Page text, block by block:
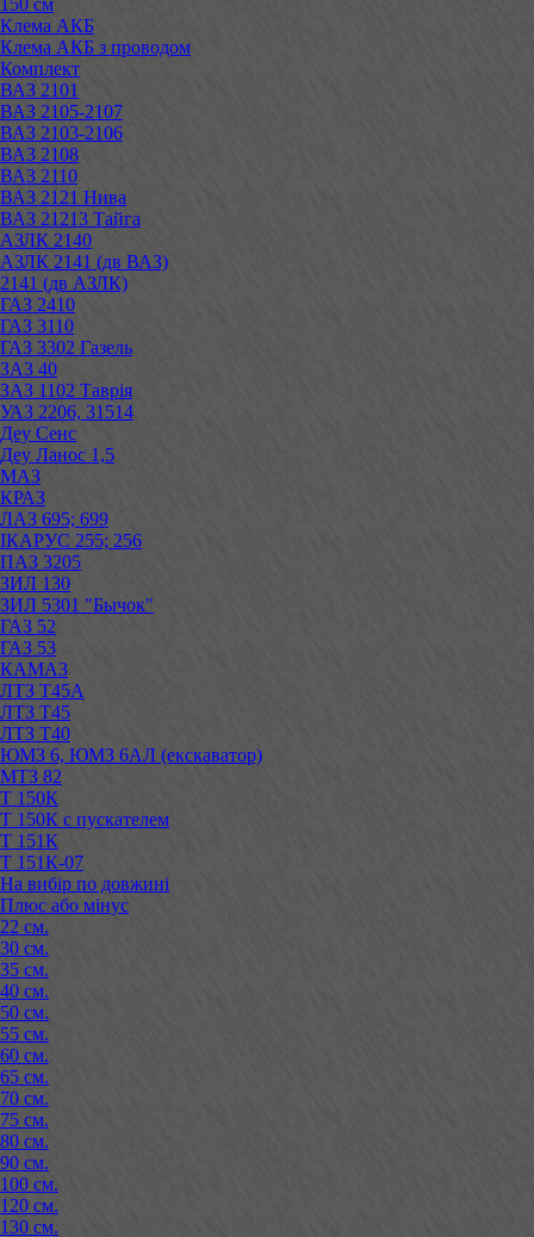
Клема АКБ
Клема АКБ з проводом
Комплект
ВАЗ 2101
ВАЗ 2105-2107
ВАЗ 2103-2106
ВАЗ 2108
ВАЗ 2110
ВАЗ 2121 Нива
ВАЗ 21213 Тайга
АЗЛК 2140
АЗЛК 2141 (дв ВАЗ)
2141 (дв АЗЛК)
ГАЗ 2410
ГАЗ 3110
ГАЗ 3302 Газель
ЗАЗ 40
ЗАЗ 1102 Таврія
УАЗ 2206, 31514
Деу Сенс
Деу Ланос 1,5
МАЗ
КРАЗ
ЛАЗ 695; 699
ІКАРУС 255; 256
ПАЗ 3205
ЗИЛ 130
ЗИЛ 5301 "Бычок"
ГАЗ 52
ГАЗ 53
КАМАЗ
ЛТЗ Т45А
ЛТЗ Т45
ЛТЗ Т40
ЮМЗ 6, ЮМЗ 6АЛ (екскаватор)
МТЗ 82
Т 150К
Т 150К с пускателем
Т 151К
Т 151К-07
На вибір по довжині
Плюс або мінус
22 см.
30 см.
35 см.
40 см.
50 см.
55 см.
60 см.
65 см.
70 см.
75 см.
80 см.
90 см.
100 см.
120 см.
130 см.